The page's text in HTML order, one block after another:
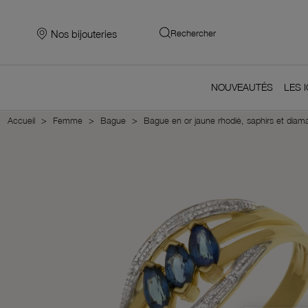
Nos bijouteries Rechercher
NOUVEAUTÉS LES
Accueil Femme Bague Bague en or jaune rhodié, saphirs et